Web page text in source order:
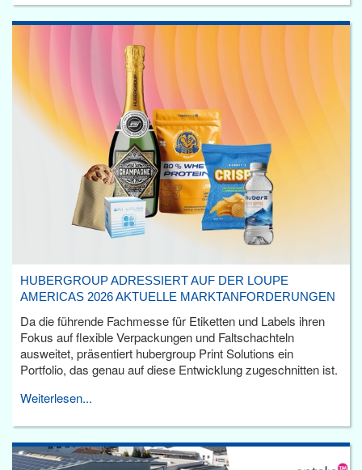
HUBERGROUP ADRESSIERT AUF DER LOUPE
AMERICAS 2026 AKTUELLE MARKTANFORDERUNGEN
Da die führende Fachmesse für Etiketten und Labels ihren
Fokus auf flexible Verpackungen und Faltschachteln
ausweitet, präsentiert hubergroup Print Solutions ein
Portfolio, das genau auf diese Entwicklung zugeschnitten ist.
Weiterlesen...